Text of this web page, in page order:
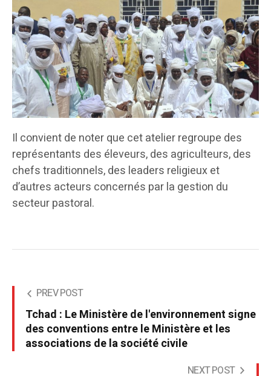
Il convient de noter que cet atelier regroupe des
représentants des éleveurs, des agriculteurs, des
chefs traditionnels, des leaders religieux et
d’autres acteurs concernés par la gestion du
secteur pastoral.
PREV POST
Tchad : Le Ministère de l'environnement signe
des conventions entre le Ministère et les
associations de la société civile
NEXT POST